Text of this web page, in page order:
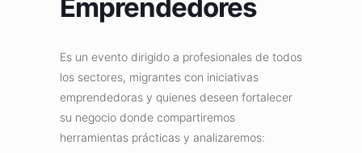
Emprendedores
Es un evento dirigido a profesionales de todos
los sectores, migrantes con iniciativas
emprendedoras y quienes deseen fortalecer
su negocio donde compartiremos
herramientas prácticas y analizaremos: